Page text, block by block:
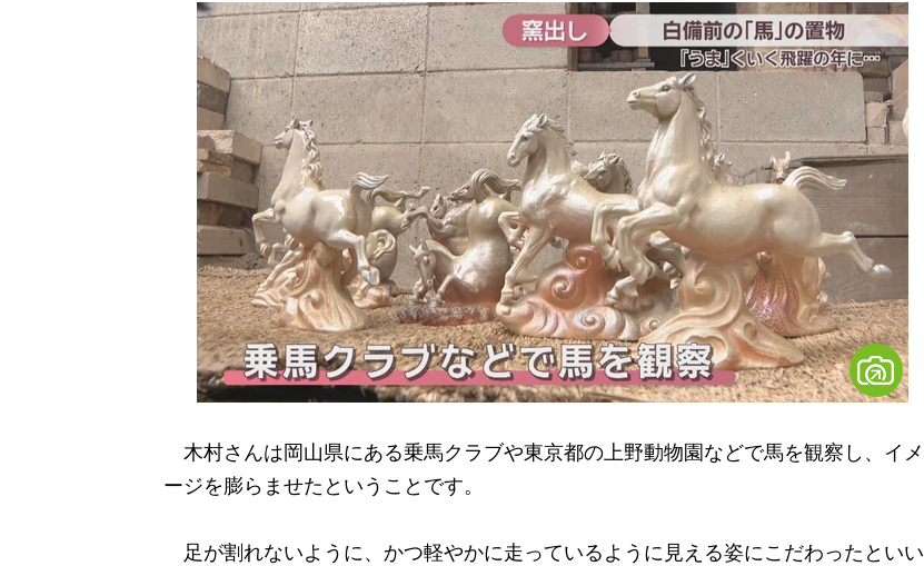
木村さんは岡山県にある乗馬クラブや東京都の上野動物園などで馬を観察し、イメ
ージを膨らませたということです。
足が割れないように、かつ軽やかに走っているように見える姿にこだわったといい